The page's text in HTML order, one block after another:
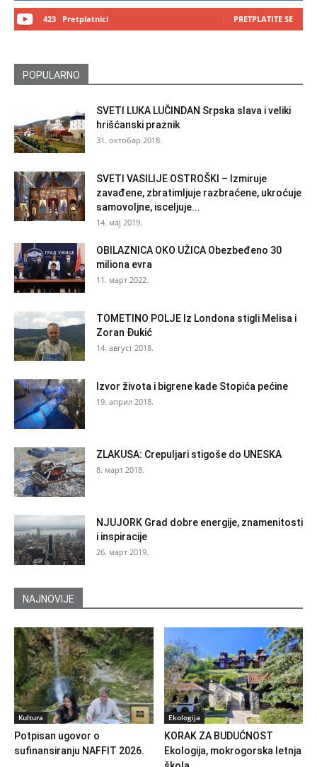
423 Pretplatnici PRETPLATITE SE
POPULARNO
SVETI LUKA LUČINDAN Srpska slava i veliki
hrišćanski praznik
31. октобар 2018.
SVETI VASILIJE OSTROŠKI – Izmiruje
zavađene, zbratimljuje razbraćene, ukroćuje
samovoljne, isceljuje...
14. мај 2019.
OBILAZNICA OKO UŽICA Obezbeđeno 30
miliona evra
11. март 2022.
TOMETINO POLJE Iz Londona stigli Melisa i
Zoran Đukić
14. август 2018.
Izvor života i bigrene kade Stopića pećine
19. април 2018.
ZLAKUSA: Crepuljari stigoše do UNESKA
8. март 2018.
NJUJORK Grad dobre energije, znamenitosti
i inspiracije
26. март 2019.
NAJNOVIJE
Kultura
Potpisan ugovor o
sufinansiranju NAFFIT 2026.
Ekologija
KORAK ZA BUDUĆNOST
Ekologija, mokrogorska letnja